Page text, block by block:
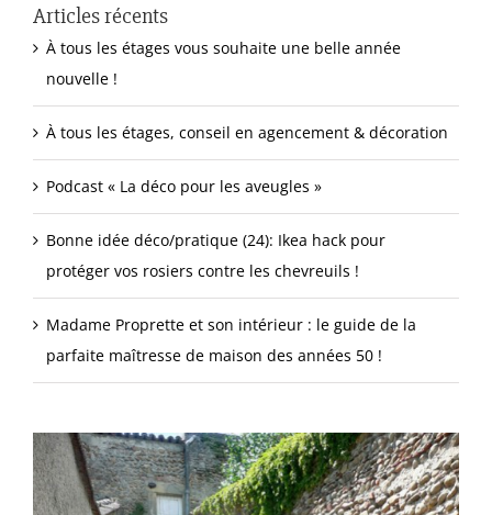
Articles récents
À tous les étages vous souhaite une belle année
nouvelle !
À tous les étages, conseil en agencement & décoration
Podcast « La déco pour les aveugles »
Bonne idée déco/pratique (24): Ikea hack pour
protéger vos rosiers contre les chevreuils !
Madame Proprette et son intérieur : le guide de la
parfaite maîtresse de maison des années 50 !